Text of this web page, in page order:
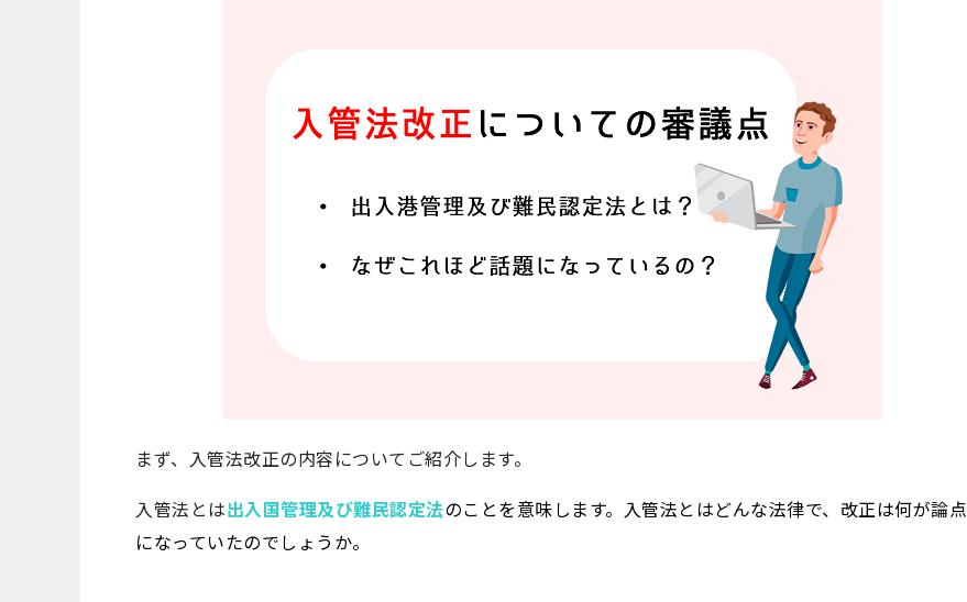
まず、入管法改正の内容についてご紹介します。
入管法とは出入国管理及び難民認定法のことを意味します。入管法とはどんな法律で、改正は何が論点
になっていたのでしょうか。